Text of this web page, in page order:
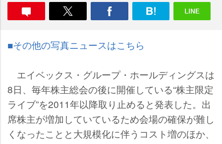
■その他の写真ニュースはこちら
エイベックス・グループ・ホールディングスは
8日、毎年株主総会の後に開催している“株主限定
ライブ”を2011年以降取り止めると発表した。出
席株主が増加していているため会場の確保が難し
くなったことと大規模化に伴うコスト増のほか、